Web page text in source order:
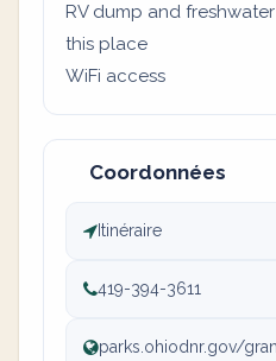
RV dump and
this place
WiFi access
Coordonnées
Itinéraire
419-394-3611
parks.ohiodnr.gov/